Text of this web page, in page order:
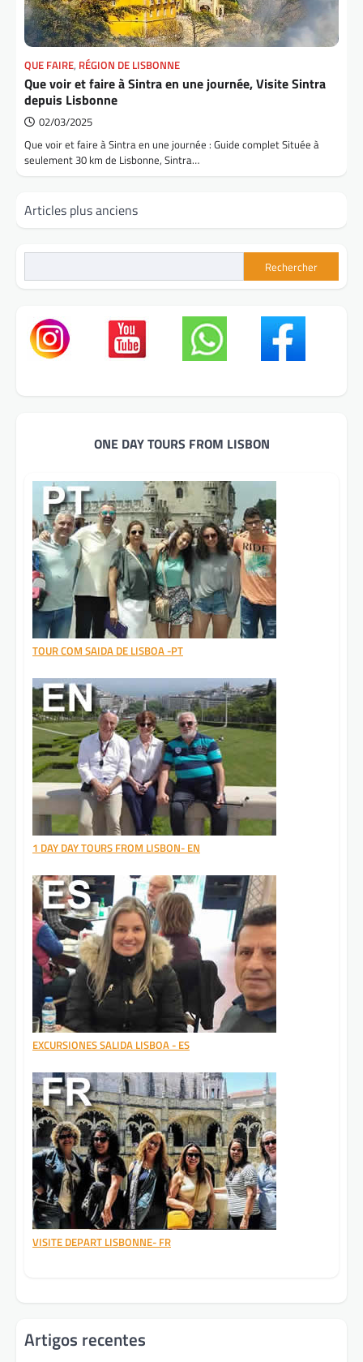
QUE FAIRE, RÉGION DE LISBONNE
Que voir et faire à Sintra en une journée, Visite Sintra
depuis Lisbonne
02/03/2025
Que voir et faire à Sintra en une journée : Guide complet Située à
seulement 30 km de Lisbonne, Sintra…
Navigation
des
articles
Articles plus anciens
Rechercher
ONE DAY TOURS FROM LISBON
TOUR COM SAIDA DE LISBOA -PT
1 DAY DAY TOURS FROM LISBON- EN
EXCURSIONES SALIDA LISBOA - ES
VISITE DEPART LISBONNE- FR
Artigos recentes